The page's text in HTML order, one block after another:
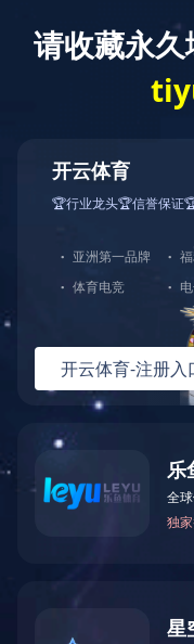
工程案例
Engineering case
火锅底料工程案例